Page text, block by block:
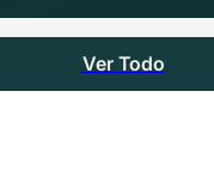
Ver Todo